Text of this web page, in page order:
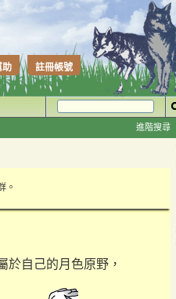
註冊帳號
助
進階搜尋
。
於自己的月色原野，